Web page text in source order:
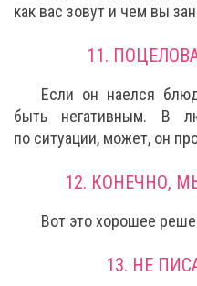
как вас зовут и чем вы
11.
Если он наелся
быть негативным. В
по ситуации, может, он
12. КОНЕЧНО,
Вот это хорошее
13. НЕ